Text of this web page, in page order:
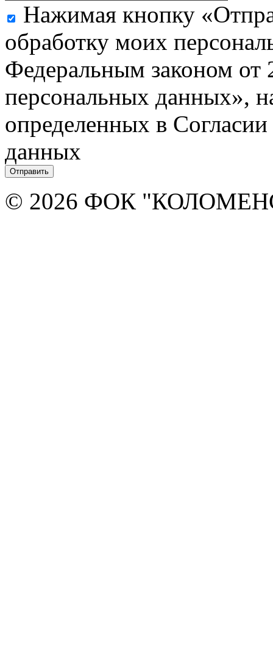
Нажимая кнопку
обработку моих
Федеральным законом
персональных данных»,
определенных в
данных
© 2026 ФОК